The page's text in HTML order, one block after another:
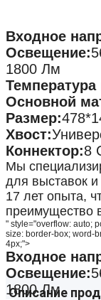
мягкий, без
простая
стабильная
для
Входное
Освещение:
1800 Лм
Температура
Основной
Размер:
Хвост:
Коннектор:8
Мы
для выставок
17 лет опыта,
преимущество
" style="overflow: auto;
size: border-box; word-
4px;">
Входное
Освещение:
1800 Лм
Описание